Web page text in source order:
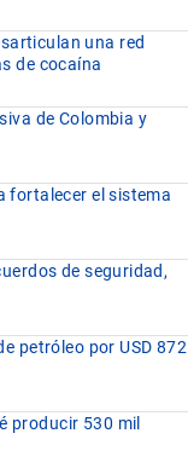
una red
de cocaína
de Colombia y
fortalecer el sistema
de seguridad,
petróleo por USD 872
producir 530 mil